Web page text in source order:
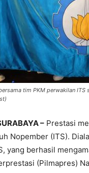
tim PKM perwakilan
– Prestasi
Nopember (ITS).
yang berhasil
(Pilmapres)